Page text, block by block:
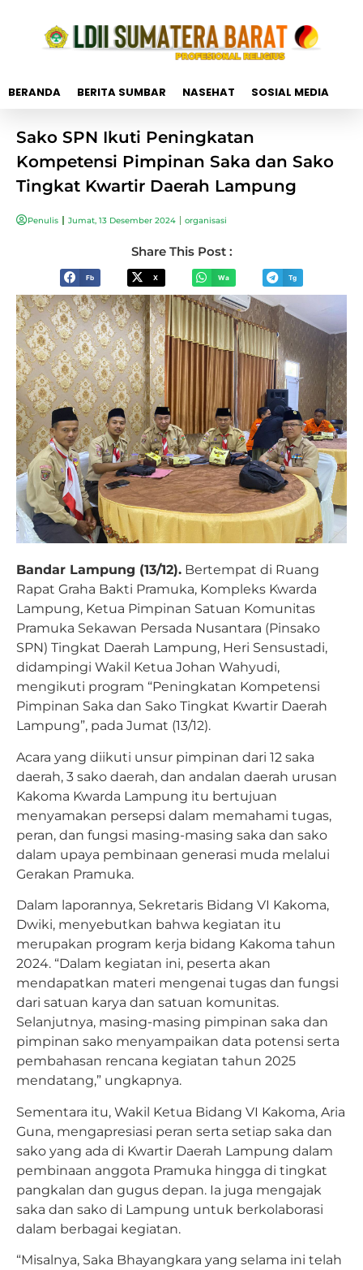
BERANDA BERITA SUMBAR NASEHAT SOSIAL MEDIA
Sako SPN Ikuti Peningkatan
Kompetensi Pimpinan Saka dan Sako
Tingkat Kwartir Daerah Lampung
Penulis Jumat, 13 Desember 2024 organisasi
Share This Post :
Fb X Wa Tg
Bandar Lampung (13/12). Bertempat di Ruang
Rapat Graha Bakti Pramuka, Kompleks Kwarda
Lampung, Ketua Pimpinan Satuan Komunitas
Pramuka Sekawan Persada Nusantara (Pinsako
SPN) Tingkat Daerah Lampung, Heri Sensustadi,
didampingi Wakil Ketua Johan Wahyudi,
mengikuti program “Peningkatan Kompetensi
Pimpinan Saka dan Sako Tingkat Kwartir Daerah
Lampung”, pada Jumat (13/12).
Acara yang diikuti unsur pimpinan dari 12 saka
daerah, 3 sako daerah, dan andalan daerah urusan
Kakoma Kwarda Lampung itu bertujuan
menyamakan persepsi dalam memahami tugas,
peran, dan fungsi masing-masing saka dan sako
dalam upaya pembinaan generasi muda melalui
Gerakan Pramuka.
Dalam laporannya, Sekretaris Bidang VI Kakoma,
Dwiki, menyebutkan bahwa kegiatan itu
merupakan program kerja bidang Kakoma tahun
2024. “Dalam kegiatan ini, peserta akan
mendapatkan materi mengenai tugas dan fungsi
dari satuan karya dan satuan komunitas.
Selanjutnya, masing-masing pimpinan saka dan
pimpinan sako menyampaikan data potensi serta
pembahasan rencana kegiatan tahun 2025
mendatang,” ungkapnya.
Sementara itu, Wakil Ketua Bidang VI Kakoma, Aria
Guna, mengapresiasi peran serta setiap saka dan
sako yang ada di Kwartir Daerah Lampung dalam
pembinaan anggota Pramuka hingga di tingkat
pangkalan dan gugus depan. Ia juga mengajak
saka dan sako di Lampung untuk berkolaborasi
dalam berbagai kegiatan.
“Misalnya, Saka Bhayangkara yang selama ini telah